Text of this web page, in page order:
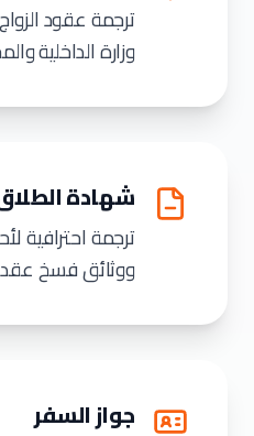
ترجمة عقود
وزارة الداخلية
شهادة
ترجمة احترافية
ووثائق فسخ عقد
جواز السفر